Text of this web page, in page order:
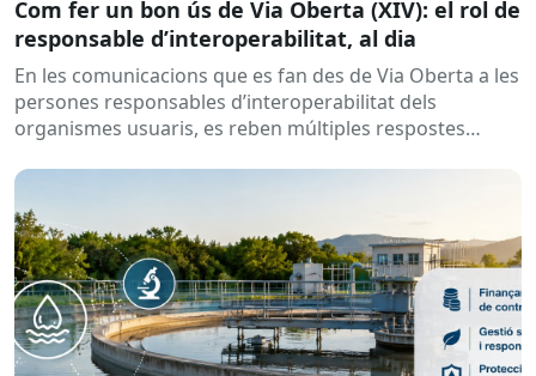
Com fer un bon ús de Via Oberta (XIV): el rol de
responsable d’interoperabilitat, al dia
En les comunicacions que es fan des de Via Oberta a les
persones responsables d’interoperabilitat dels
organismes usuaris, es reben múltiples respostes